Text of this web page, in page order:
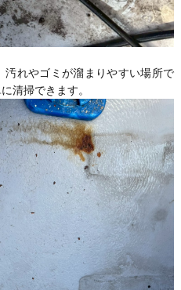
れやゴミが溜まりやすい場所で
清掃できます。